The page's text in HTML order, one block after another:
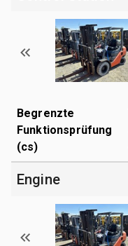
Begrenzte
Funktionsprüfung
(cs)
Engine